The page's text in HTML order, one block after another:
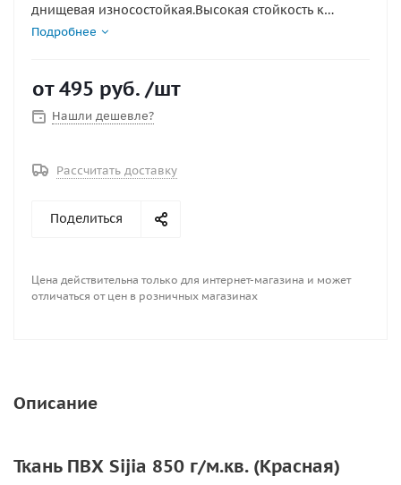
днищевая износостойкая.Высокая стойкость к
абразивному и супер ударопрочная Многослойный
Несущая основа изготовлена из плотного плетёного
нейлона и обеспечивает такому ПВХ материалу для
лодок прочность и стойкость к истиранию. Ширина
при покупки более 2кв.м ткань нарезается кратно
Подробнее
от495 руб. /шт
Нашли дешевле?
Рассчитать доставку
Поделиться
Цена действительна только для интернет-магазина и может
отличаться от цен в розничных магазинах
Описание
Ткань ПВХ Sijia 850 г/м.кв. (Красная)